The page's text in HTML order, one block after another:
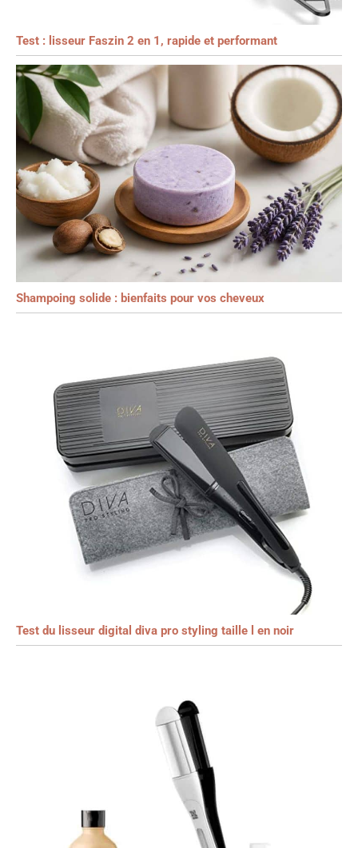
Test : lisseur Faszin 2 en 1, rapide et performant
Shampoing solide : bienfaits pour vos cheveux
Test du lisseur digital diva pro styling taille l en noir